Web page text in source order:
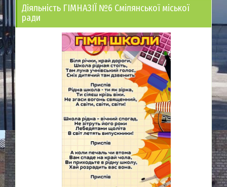
Діяльність ГІМНАЗІЇ №6 Смілянської міської
ради